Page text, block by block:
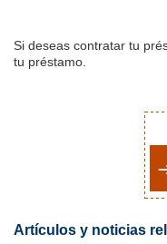
Si deseas contratar tu
tu préstamo.
Artículos y noticias